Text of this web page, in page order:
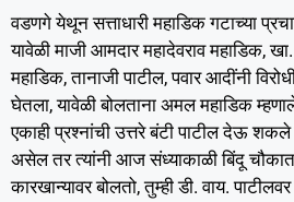
वडणगे येथून सत्ताधारी महाडिक गटाच्या
यावेळी माजी आमदार महादेवराव महाडिक,
महाडिक, तानाजी पाटील, पवार आदींनी
घेतला, यावेळी बोलताना अमल महाडिक
एकाही प्रश्नांची उत्तरे बंटी पाटील देऊ शकले
असेल तर त्यांनी आज संध्याकाळी बिंदू चौकात
कारखान्यावर बोलतो, तुम्ही डी. वाय.